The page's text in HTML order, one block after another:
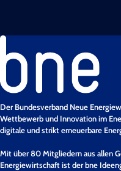
Der Bundesverband Neue
Wettbewerb und Innovation im
digitale und strikt erneuerbare
Mit über 80 Mitgliedern aus allen
Energiewirtschaft ist der bne